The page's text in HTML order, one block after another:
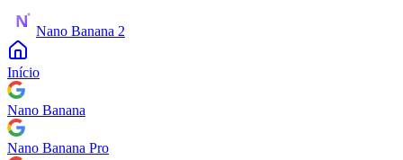
Nano Banana 2
Início
Nano Banana
Nano Banana Pro